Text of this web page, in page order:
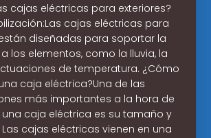
cajas eléctricas para exteriores?
cajas eléctricas para
diseñadas para soportar la
los elementos, como la lluvia, la
de temperatura. ¿Cómo
caja eléctrica?Una de las
más importantes a la hora de
caja eléctrica es su tamaño y
cajas eléctricas vienen en una